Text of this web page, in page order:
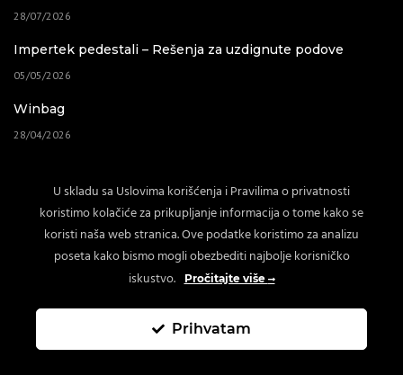
28/07/2026
Impertek pedestali – Rešenja za uzdignute podove
05/05/2026
Winbag
28/04/2026
02/04/2026U skladu sa Uslovima korišćenja i Pravilima o privatnosti
koristimo kolačiće za prikupljanje informacija o tome kako se
koristi naša web stranica. Ove podatke koristimo za analizu
poseta kako bismo mogli obezbediti najbolje korisničko
iskustvo.
Pročitajte više
Prihvatam